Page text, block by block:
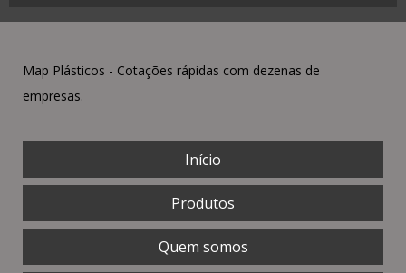
Map Plásticos - Cotações rápidas com dezenas de
empresas.
Início
Produtos
Quem somos